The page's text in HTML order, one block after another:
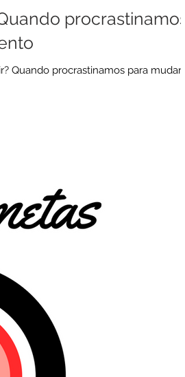
procrastinamos
Quando procrastinamos para mudar o